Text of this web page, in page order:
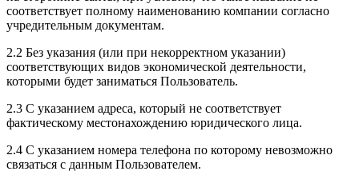
соответствует полному наименованию компании согласно
учредительным документам.
2.2 Без указания (или при некорректном указании)
соответствующих видов экономической деятельности,
которыми будет заниматься Пользователь.
2.3 С указанием адреса, который не соответствует
фактическому местонахождению юридического лица.
2.4 С указанием номера телефона по которому невозможно
связаться с данным Пользователем.